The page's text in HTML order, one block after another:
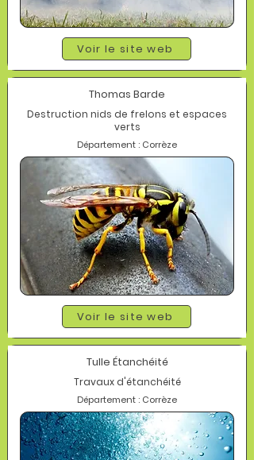
Voir le site web
Thomas Barde
Destruction nids de frelons et espaces
verts
Département : Corrèze
Voir le site web
Tulle Étanchéité
Travaux d'étanchéité
Département : Corrèze